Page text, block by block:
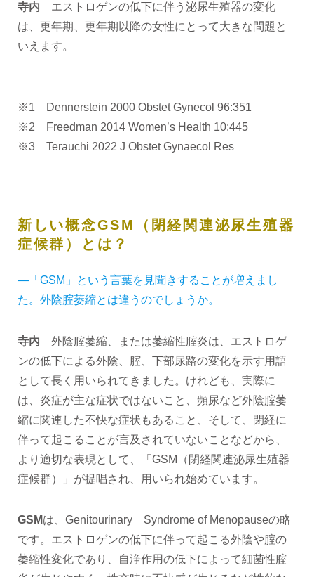
寺内 エストロゲンの低下に伴う泌尿生殖器の変化
は、更年期、更年期以降の女性にとって大きな問題と
いえます。
※1 Dennerstein 2000 Obstet Gynecol 96:351
※2 Freedman 2014 Women’s Health 10:445
※3 Terauchi 2022 J Obstet Gynaecol Res
新しい概念GSM（閉経関連泌尿生殖器
症候群）とは？
―「GSM」という言葉を見聞きすることが増えまし
た。外陰腟萎縮とは違うのでしょうか。
寺内 外陰腟萎縮、または萎縮性腟炎は、エストロゲ
ンの低下による外陰、腟、下部尿路の変化を示す用語
として長く用いられてきました。けれども、実際に
は、炎症が主な症状ではないこと、頻尿など外陰腟萎
縮に関連した不快な症状もあること、そして、閉経に
伴って起こることが言及されていないことなどから、
より適切な表現として、「GSM（閉経関連泌尿生殖器
症候群）」が提唱され、用いられ始めています。
GSMは、Genitourinary Syndrome of Menopauseの略
です。エストロゲンの低下に伴って起こる外陰や腟の
萎縮性変化であり、自浄作用の低下によって細菌性腟